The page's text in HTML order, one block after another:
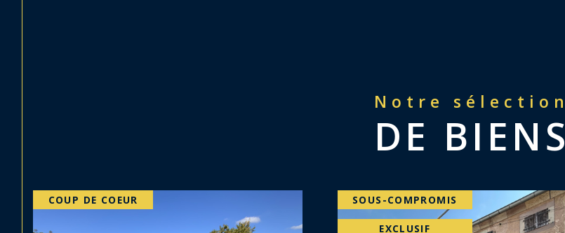
Notre sélection
DE BIENS
EXCLUSIF
PRIX EN BAISSE
EXCLUSIF
PRIX EN BAISSE